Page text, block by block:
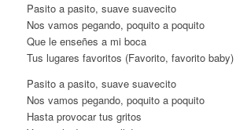
Pasito a pasito, suave suavecito
Nos vamos pegando, poquito a poquito
Que le enseñes a mi boca
Tus lugares favoritos (Favorito, favorito baby)
Pasito a pasito, suave suavecito
Nos vamos pegando, poquito a poquito
Hasta provocar tus gritos